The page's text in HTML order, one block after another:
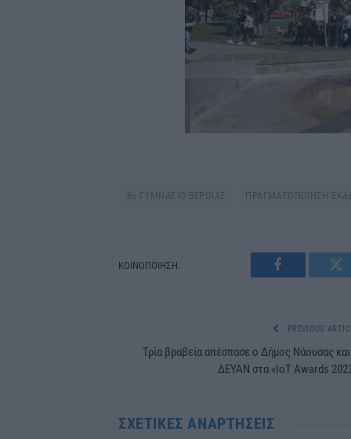
3ο ΓΥΜΝΑΣΙΟ ΒΕΡΟΙΑΣ ΠΡΑΓΜΑΤΟΠΟΙΗΣΗ
ΚΟΙΝΟΠΟΙΗΣΗ.
Facebook
PREVIOUS
Τρία βραβεία απέσπασε ο Δήμος Νάουσας
ΔΕΥΑΝ στα «IoT Awards
ΣΧΕΤΙΚΈΣ ΑΝΑΡΤΉΣΕΙΣ